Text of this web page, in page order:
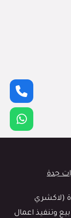
(لاكشري
وتنفيذ اعمال